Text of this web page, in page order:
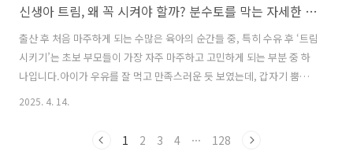
신생아 트림, 왜 꼭 시켜야 할까? 분수토를 막는 자세한 방법과 이유
출산 후 처음 마주하게 되는 수많은 육아의 순간들 중, 특히 수유 후 ‘트림
시키기’는 초보 부모들이 가장 자주 마주하고 고민하게 되는 부분 중 하
나입니다.아이가 우유를 잘 먹고 만족스러운 듯 보였는데, 갑자기 뿜듯이
토를 하거나, 자꾸 찡그리며 울음을 터트린다면?바로 트림이 잘 되지 않
중요성과 올바른 트림 자세, 트림을 시키지 않았을 때 나타나는 문제들,
2025. 4. 14.
1 2 3 4 ··· 128